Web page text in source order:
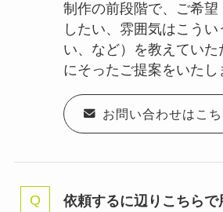
制作の前段階で、ご希望
したい、雰囲気はこうい
い、など）を教えていた
にそったご提案をいたし
お問い合わせはこち
依頼するに辺りこちらで